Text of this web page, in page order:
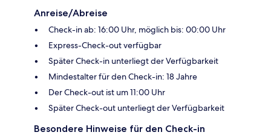
Anreise/Abreise
Check-in ab: 16:00 Uhr, möglich bis: 00:00 Uhr
Express-Check-out verfügbar
Später Check-in unterliegt der Verfügbarkeit
Mindestalter für den Check-in: 18 Jahre
Der Check-out ist um 11:00 Uhr
Später Check-out unterliegt der Verfügbarkeit
Besondere Hinweise für den Check-in